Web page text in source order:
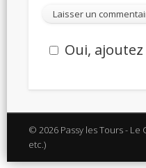
Oui,
© 2026 Passy les Tours -
etc.)